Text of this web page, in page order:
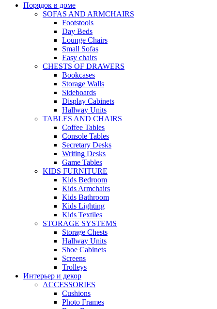
Порядок в доме
SOFAS AND ARMCHAIRS
Footstools
Day Beds
Lounge Chairs
Small Sofas
Easy chairs
CHESTS OF DRAWERS
Bookcases
Storage Walls
Sideboards
Display Cabinets
Hallway Units
TABLES AND CHAIRS
Coffee Tables
Console Tables
Secretary Desks
Writing Desks
Game Tables
KIDS FURNITURE
Kids Bedroom
Kids Armchairs
Kids Bathroom
Kids Lighting
Kids Textiles
STORAGE SYSTEMS
Storage Chests
Hallway Units
Shoe Cabinets
Screens
Trolleys
Интерьер и декор
ACCESSORIES
Cushions
Photo Frames